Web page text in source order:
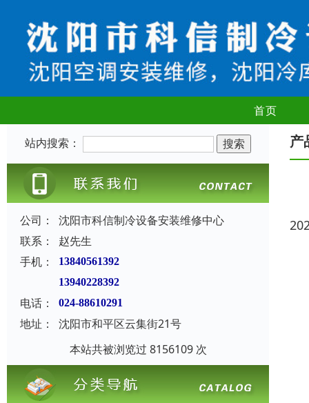
首页
站内搜索：
公司：
沈阳市科信制冷设备安装维修中心
联系：
赵先生
手机：
13840561392
13940228392
电话： 024-88610291
地址：
沈阳市和平区云集街21号
本站共被浏览过 8156109 次
产